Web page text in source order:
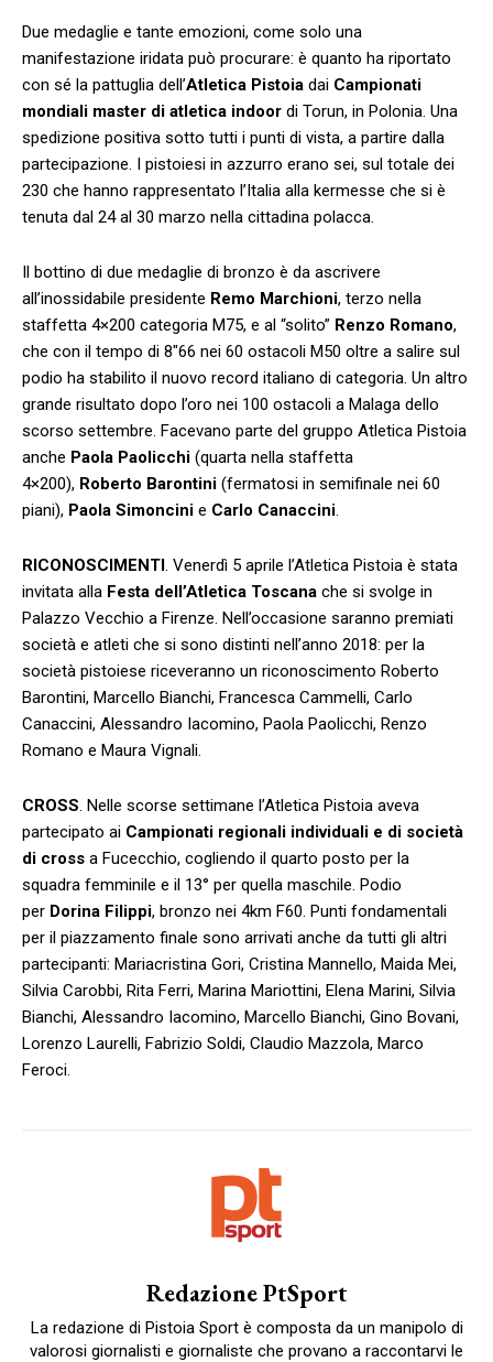
Due medaglie e tante emozioni, come solo una
manifestazione iridata può procurare: è quanto ha riportato
con sé la pattuglia dell’Atletica Pistoia dai Campionati
mondiali master di atletica indoor di Torun, in Polonia. Una
spedizione positiva sotto tutti i punti di vista, a partire dalla
partecipazione. I pistoiesi in azzurro erano sei, sul totale dei
230 che hanno rappresentato l’Italia alla kermesse che si è
tenuta dal 24 al 30 marzo nella cittadina polacca.
Il bottino di due medaglie di bronzo è da ascrivere
all’inossidabile presidente Remo Marchioni, terzo nella
staffetta 4×200 categoria M75, e al “solito” Renzo Romano,
che con il tempo di 8″66 nei 60 ostacoli M50 oltre a salire sul
podio ha stabilito il nuovo record italiano di categoria. Un altro
grande risultato dopo l’oro nei 100 ostacoli a Malaga dello
scorso settembre. Facevano parte del gruppo Atletica Pistoia
anche Paola Paolicchi (quarta nella staffetta
4×200), Roberto Barontini (fermatosi in semifinale nei 60
piani), Paola Simoncini e Carlo Canaccini.
RICONOSCIMENTI. Venerdì 5 aprile l’Atletica Pistoia è stata
invitata alla Festa dell’Atletica Toscana che si svolge in
Palazzo Vecchio a Firenze. Nell’occasione saranno premiati
società e atleti che si sono distinti nell’anno 2018: per la
società pistoiese riceveranno un riconoscimento Roberto
Barontini, Marcello Bianchi, Francesca Cammelli, Carlo
Canaccini, Alessandro Iacomino, Paola Paolicchi, Renzo
Romano e Maura Vignali.
CROSS. Nelle scorse settimane l’Atletica Pistoia aveva
partecipato ai Campionati regionali individuali e di società
di cross a Fucecchio, cogliendo il quarto posto per la
squadra femminile e il 13° per quella maschile. Podio
per Dorina Filippi, bronzo nei 4km F60. Punti fondamentali
per il piazzamento finale sono arrivati anche da tutti gli altri
partecipanti: Mariacristina Gori, Cristina Mannello, Maida Mei,
Silvia Carobbi, Rita Ferri, Marina Mariottini, Elena Marini, Silvia
Bianchi, Alessandro Iacomino, Marcello Bianchi, Gino Bovani,
Lorenzo Laurelli, Fabrizio Soldi, Claudio Mazzola, Marco
Feroci.
Redazione PtSport
La redazione di Pistoia Sport è composta da un manipolo di
valorosi giornalisti e giornaliste che provano a raccontarvi le